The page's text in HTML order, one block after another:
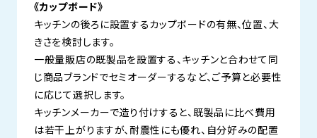
《カップボード》
キッチンの後ろに設置するカップボードの有無、位置、大
きさを検討します。
一般量販店の既製品を設置する、キッチンと合わせて同
じ商品ブランドでセミオーダーするなど、ご予算と必要性
に応じて選択します。
キッチンメーカーで造り付けすると、既製品に比べ費用
は若干上がりますが、耐震性にも優れ、自分好みの配置